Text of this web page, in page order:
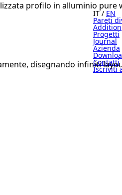
IT/ EN
Pareti
Addition
Progetti
Journal
Azienda
Contatti
Iscriviti
disegnando infiniti